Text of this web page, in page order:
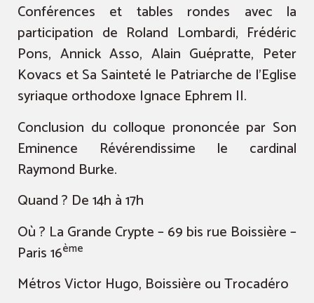
Conférences et tables rondes avec la
participation de Roland Lombardi, Frédéric
Pons, Annick Asso, Alain Guépratte, Peter
Kovacs et Sa Sainteté le Patriarche de l’Eglise
syriaque orthodoxe Ignace Ephrem II.
Conclusion du colloque prononcée par Son
Eminence Révérendissime le cardinal
Raymond Burke.
Quand ? De 14h à 17h
Où ? La Grande Crypte – 69 bis rue Boissière –
Paris 16ème
Métros Victor Hugo, Boissière ou Trocadéro